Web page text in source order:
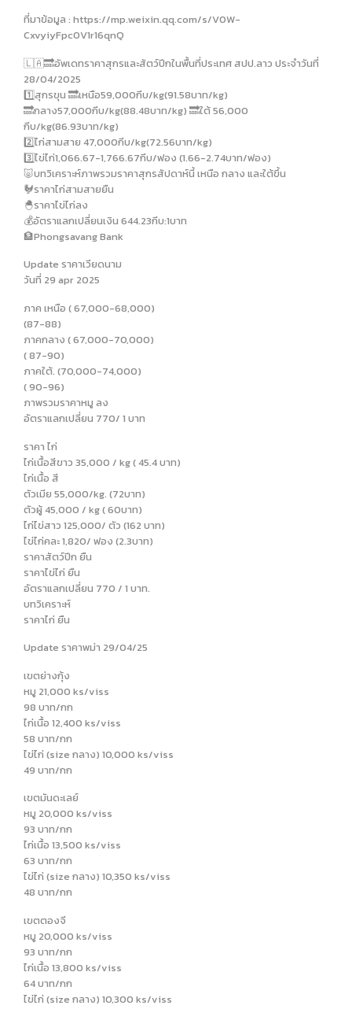
ที่มาข้อมูล : https://mp.weixin.qq.com/s/V0W-
CxvyiyFpc0V1r16qnQ
🇱🇦🔜อัพเดทราคาสุกรและสัตว์ปีกในพื้นที่ประเทศ สปป.ลาว ประจำวันที่
28/04/2025
1️⃣สุกรขุน 🔜เหนือ59,000กีบ/kg(91.58บาท/kg)
🔜กลาง57,000กีบ/kg(88.48บาท/kg) 🔜ใต้ 56,000
กีบ/kg(86.93บาท/kg)
2️⃣ไก่สามสาย 47,000กีบ/kg(72.56บาท/kg)
3️⃣ไข่ไก่1,066.67-1,766.67กีบ/ฟอง (1.66-2.74บาท/ฟอง)
🐷บทวิเคราะห์ภาพรวมราคาสุกรสัปดาห์นี้ เหนือ กลาง และใต้ขึ้น
🐓ราคาไก่สามสายยืน
🐣ราคาไข่ไก่ลง
💰อัตราแลกเปลี่ยนเงิน 644.23กีบ:1บาท
🏦Phongsavang Bank
Update ราคาเวียดนาม
วันที่ 29 apr 2025
ภาค เหนือ ( 67,000-68,000)
(87-88)
ภาคกลาง ( 67,000-70,000)
( 87-90)
ภาคใต้. (70,000-74,000)
( 90-96)
ภาพรวมราคาหมู ลง
อัตราแลกเปลี่ยน 770/ 1 บาท
ราคา ไก่
ไก่เนื้อสีขาว 35,000 / kg ( 45.4 บาท)
ไก่เนื้อ สี
ตัวเมีย 55,000/kg. (72บาท)
ตัวผู้ 45,000 / kg ( 60บาท)
ไก่ไข่สาว 125,000/ ตัว (162 บาท)
ไข่ไก่คละ 1,820/ ฟอง (2.3บาท)
ราคาสัตว์ปีก ยืน
ราคาไข่ไก่ ยืน
อัตราแลกเปลี่ยน 770 / 1 บาท.
บทวิเคราะห์
ราคาไก่ ยืน
Update ราคาพม่า 29/04/25
เขตย่างกุ้ง
หมู 21,000 ks/viss
98 บาท/กก
ไก่เนื้อ 12,400 ks/viss
58 บาท/กก
ไข่ไก่ (size กลาง) 10,000 ks/viss
49 บาท/กก
เขตมันดะเลย์
หมู 20,000 ks/viss
93 บาท/กก
ไก่เนื้อ 13,500 ks/viss
63 บาท/กก
ไข่ไก่ (size กลาง) 10,350 ks/viss
48 บาท/กก
เขตตองจี
หมู 20,000 ks/viss
93 บาท/กก
ไก่เนื้อ 13,800 ks/viss
64 บาท/กก
ไข่ไก่ (size กลาง) 10,300 ks/viss